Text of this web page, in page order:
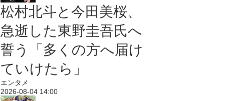
松村北斗と今田美桜、
急逝した東野圭吾氏へ
誓う「多くの方へ届け
ていけたら」
エンタメ
2026-08-04 14:00